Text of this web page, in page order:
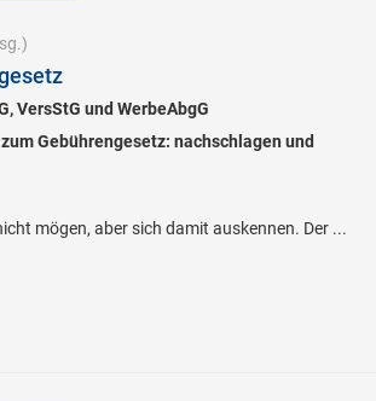
VersStG und WerbeAbgG
Gebührengesetz: nachschlagen und
mögen, aber sich damit auskennen. Der ...